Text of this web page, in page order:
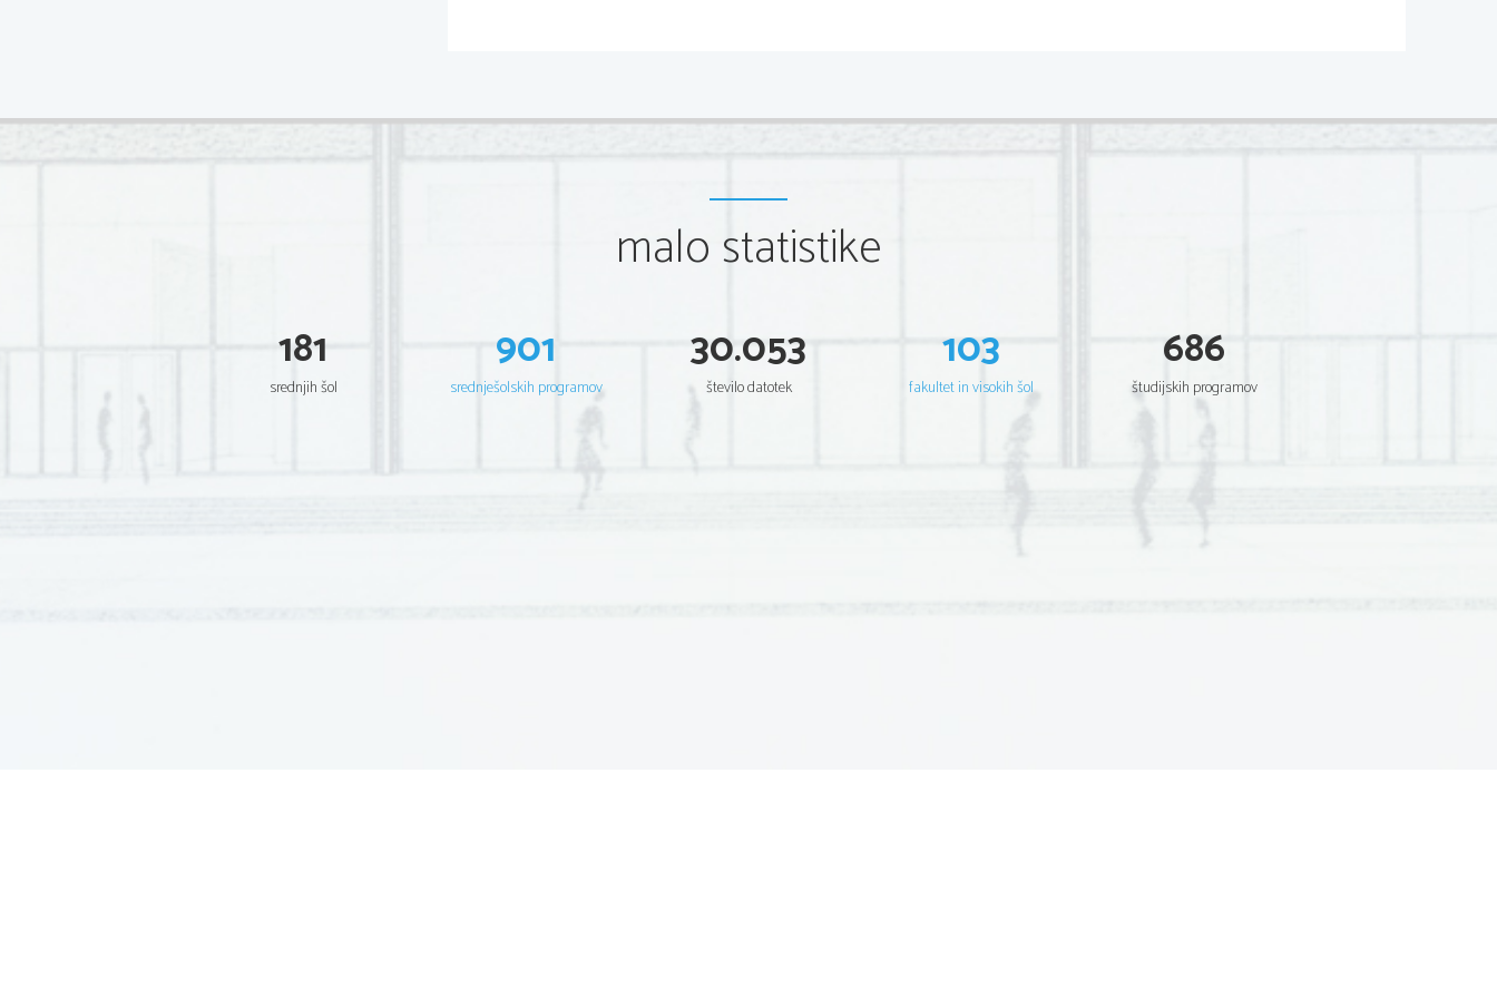
malo statistike
181
srednjih šol
901
srednješolskih programov
30.053
število datotek
103
fakultet in visokih šol
686
študijskih programov